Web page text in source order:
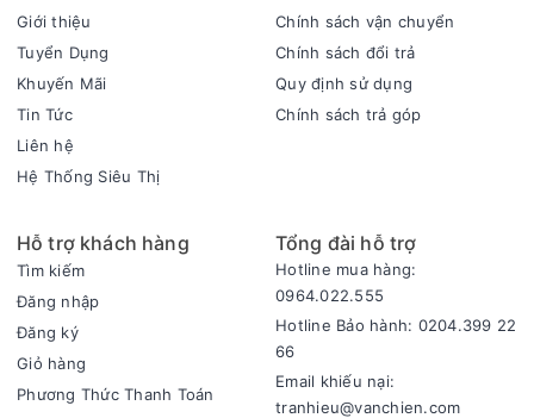
4 mức độ xay đáp ứng mọi nhu cầu
Máy xay thịt có 4 mức độ xay từ nhỏ đến lớn để người dùng
phẩm.
Giới thiệu
Tuyển Dụng
Khuyến Mãi
Tin Tức
Liên hệ
Hệ Thống Siêu Thị
Chính sách vận chuyển
Chính sách đổi trả
Quy định sử dụng
Chính sách trả góp
Hỗ trợ khách hàng
Tìm kiếm
Đăng nhập
Đăng ký
Giỏ hàng
Phương Thức Thanh Toán
Tổng đài hỗ trợ
Hotline mua hàng:
0964.022.555
Hotline Bảo hành: 0204.399 22
66
Email khiếu nại:
tranhieu@vanchien.com